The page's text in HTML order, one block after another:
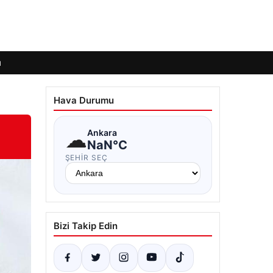
Hava Durumu
☁Ankara
NaN°C
ŞEHIR SEÇ
Bizi Takip Edin